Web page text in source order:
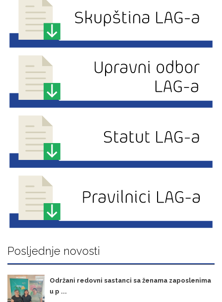
Posljednje novosti
Održani redovni sastanci sa ženama zaposlenima
u p ...